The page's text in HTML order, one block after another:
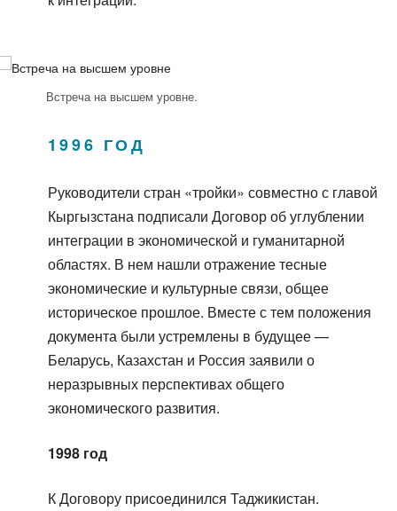
Встреча на высшем уровне.
1996 ГОД
Руководители стран «тройки» совместно с главой
Кыргызстана подписали Договор об углублении
интеграции в экономической и гуманитарной
областях. В нем нашли отражение тесные
экономические и культурные связи, общее
историческое прошлое. Вместе с тем положения
документа были устремлены в будущее —
Беларусь, Казахстан и Россия заявили о
неразрывных перспективах общего
экономического развития.
1998 год
К Договору присоединился Таджикистан.